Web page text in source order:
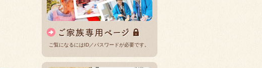
ご覧になるにはID／パスワードが必要です。